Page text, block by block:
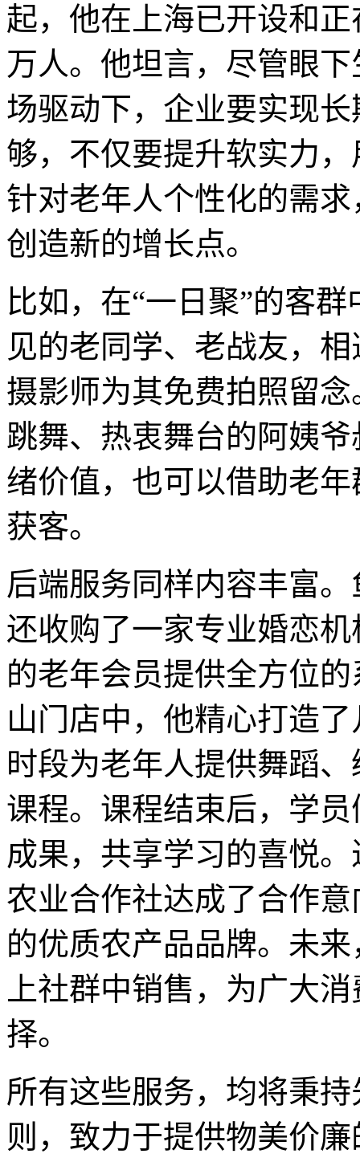
起，他在上海已开设和
万人。他坦言，尽管眼
场驱动下，企业要实现
够，不仅要提升软实力
针对老年人个性化的需
创造新的增长点。
比如，在“一日聚”的客
见的老同学、老战友，
摄影师为其免费拍照留
跳舞、热衷舞台的阿姨
绪价值，也可以借助老
获客。
后端服务同样内容丰富
还收购了一家专业婚恋
的老年会员提供全方位
山门店中，他精心打造
时段为老年人提供舞蹈
课程。课程结束后，学
成果，共享学习的喜悦
农业合作社达成了合作
的优质农产品品牌。未
上社群中销售，为广大
择。
所有这些服务，均将秉
则，致力于提供物美价